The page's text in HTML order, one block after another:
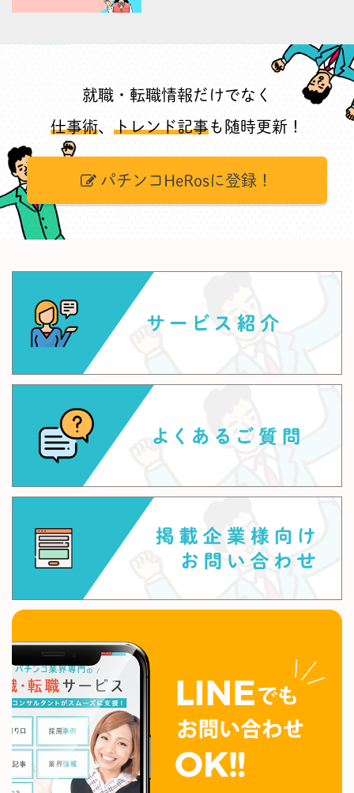
就職・転職情報だけでなく
仕事術、 トレンド記事も随時更新！
パチンコHeRosに登録！